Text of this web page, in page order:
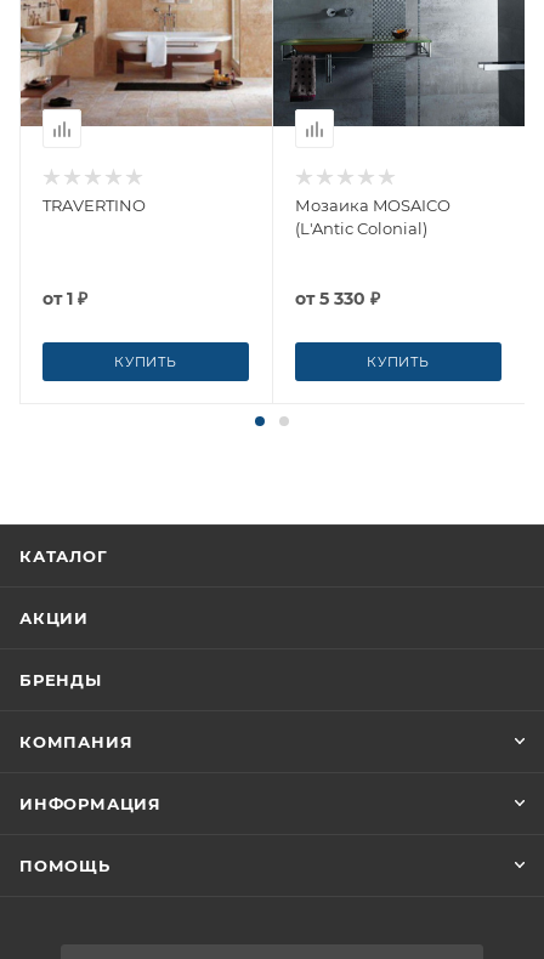
TRAVERTINO
от1 ₽
КУПИТЬ
Мозаика MOSAICO
(L'Antic Colonial)
от5 330 ₽
КУПИТЬ
КАТАЛОГ
АКЦИИ
БРЕНДЫ
КОМПАНИЯ
ИНФОРМАЦИЯ
ПОМОЩЬ